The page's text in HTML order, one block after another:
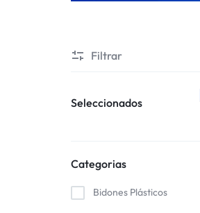
Filtrar
Seleccionados
Categorias
Bidones Plásticos